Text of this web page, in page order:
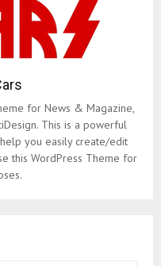
for News & Magazine,
This is a powerful
you easily create/edit
this WordPress Theme for